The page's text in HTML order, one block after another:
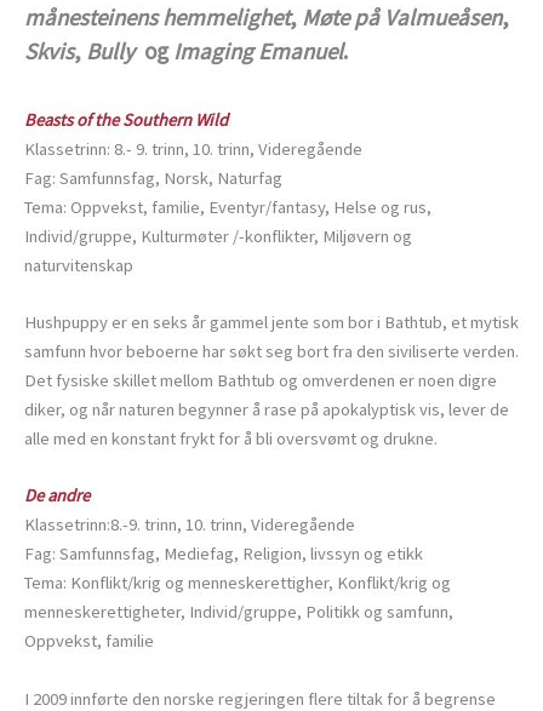
månesteinens hemmelighet, Møte på Valmueåsen,
Skvis, Bully ogImaging Emanuel.
Beasts of the Southern Wild
Klassetrinn: 8.- 9. trinn, 10. trinn, Videregående
Fag: Samfunnsfag, Norsk, Naturfag
Tema: Oppvekst, familie, Eventyr/fantasy, Helse og rus,
Individ/gruppe, Kulturmøter /-konflikter, Miljøvern og
naturvitenskap
Hushpuppy er en seks år gammel jente som bor i Bathtub, et mytisk
samfunn hvor beboerne har søkt seg bort fra den siviliserte verden.
Det fysiske skillet mellom Bathtub og omverdenen er noen digre
diker, og når naturen begynner å rase på apokalyptisk vis, lever de
alle med en konstant frykt for å bli oversvømt og drukne.
De andre
Klassetrinn:8.-9. trinn, 10. trinn, Videregående
Fag: Samfunnsfag, Mediefag, Religion, livssyn og etikk
Tema: Konflikt/krig og menneskerettigher, Konflikt/krig og
menneskerettigheter, Individ/gruppe, Politikk og samfunn,
Oppvekst, familie
I 2009 innførte den norske regjeringen flere tiltak for å begrense